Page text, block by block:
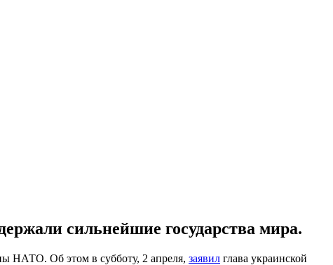
сильнейшие государства мира.
НАТО. Об этом в субботу, 2 апреля, заявил глава украинской